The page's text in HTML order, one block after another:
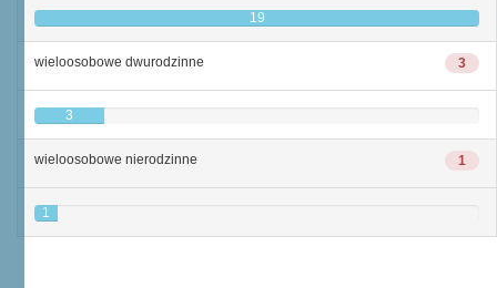
19
3
wieloosobowe dwurodzinne
3
1
wieloosobowe nierodzinne
1